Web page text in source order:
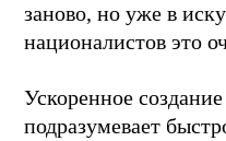
заново, но уже в
националистов это
Ускоренное
подразумевает